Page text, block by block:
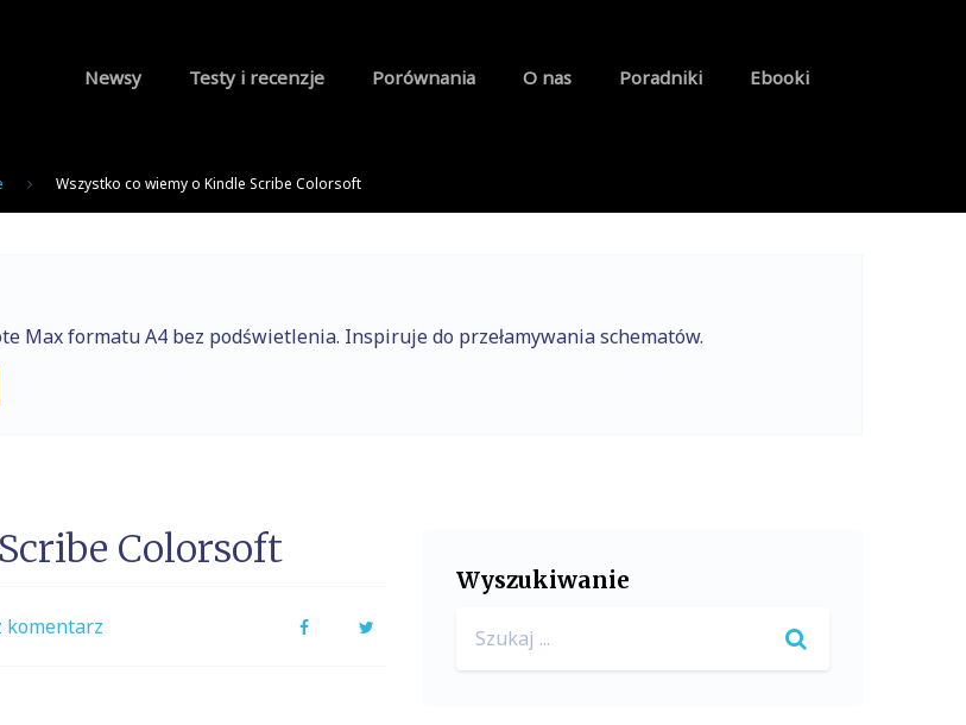
Newsy Testy i recenzje Porównania O nas Poradniki Ebooki
Wszystko co wiemy o Kindle Scribe Colorsoft
Max formatu A4 bez podświetlenia. Inspiruje do przełamywania schematów.
Colorsoft
komentarz FacebookTwitter
Wyszukiwanie
for: